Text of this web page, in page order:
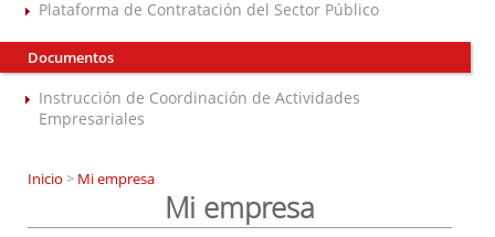
Plataforma de Contratación del Sector Público
Documentos
Instrucción de Coordinación de Actividades
Empresariales
Inicio > Mi empresa
Mi empresa